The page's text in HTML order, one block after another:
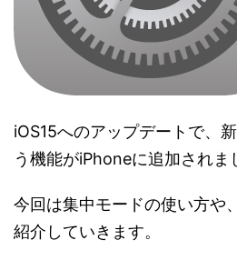
iOS15へのアップデートで、
う機能がiPhoneに追加されま
今回は集中モードの使い方や
紹介していきます。